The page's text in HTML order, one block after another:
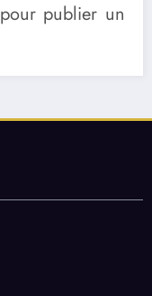
pour publier un